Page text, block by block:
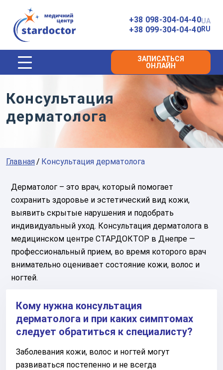
Главная
+38 098-304-04-40
+38 099-304-04-40
UA
RU
ЗАПИСАТЬСЯ
ОНЛАЙН
Консультация
дерматолога
Главная Консультация дерматолога
Дерматолог – это врач, который помогает
сохранить здоровье и эстетический вид кожи,
выявить скрытые нарушения и подобрать
индивидуальный уход. Консультация дерматолога в
медицинском центре СТАРДОКТОР в Днепре —
профессиональный прием, во время которого врач
внимательно оценивает состояние кожи, волос и
ногтей.
Кому нужна консультация
дерматолога и при каких симптомах
следует обратиться к специалисту?
Заболевания кожи, волос и ногтей могут
развиваться постепенно и не всегда